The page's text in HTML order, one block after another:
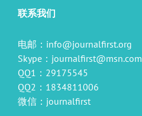
联系我们
电邮： info@journalfirst.org
Skype： journalfirst@msn.com
QQ1：29175545
QQ2：1834811006
微信：journalfirst